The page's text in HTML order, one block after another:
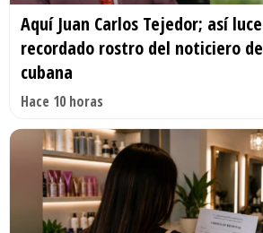
Aquí Juan Carlos Tejedor; así
recordado rostro del noticiero
cubana
Hace 10 horas